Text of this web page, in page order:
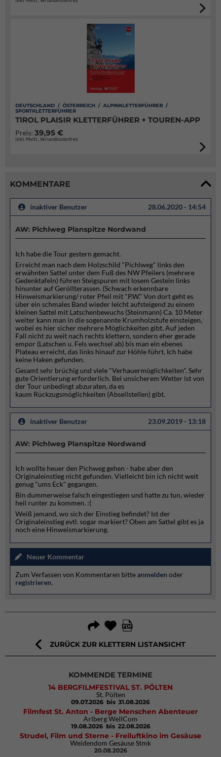
DEUTSCHLAND / ÖSTERREICH / ALPINKLETTERFÜHRER /
SPORTKLETTERFÜHRER
TIROL PLAISIR KLETTERFÜHRER + TOUREN-APP
Preis: 39,95 €
(inkl. MwSt., Versandkostenfrei)
KOMMENTARE
inaktiver Benutzer 28.06.2020 - 14:54
AW: Pichlweg Planspitze Nordwand
Ich habe die Tour gestern gemacht.
Erreicht man nach dem Holzschild "Pichlweg" links den
erwähnten Sattel unter dem Fuß des NW Pfeilers (mehrere
Gedenktafeln) führen Steigspuren mit losem Gestein links
hinunter auf Geröllterassen. (Schwach erkennbare
Hinweismarkierung/ roter Pfeil mit "P.W." Von dort geht es
über ein schmales Band wieder leicht aufsteigend zu einem
kleinen Sattel mit Latschenbewuchs (Steinmann) Ca. 10 Meter
weiter kann man in die sogenannte Krumholzstufe einsteigen,
wobei es hier sicher mehrere Möglichkeiten gibt. Auf jeden
Fall nicht zu weit nach rechts klettern, sondern eher gerade
empor (Latschen u. Fels wechsel ab) bis man ein ebenes
Plateau erreicht, das links hinauf zur Höhle führt. Ich habe
keine Haken gefunden.
Gesamt sehr brüchig und viele "Verhauermöglichkeiten". Sehr
gute Orientierung erforderlich. Bei unsicherem Wetter ist von
der Tour unbedingt abzuraten, da es
kaum Rückzugsmöglichkeiten (Abseilstellen) gibt.
inaktiver Benutzer 23.09.2019 - 13:18
AW: Pichlweg Planspitze Nordwand
Ich wollte heuer den Pichweg gehen - habe aber den
Originaleinstieg nicht gefunden. Vielleicht bin ich nicht weit
genug "ums Eck" gegangen.
Bin dummerweise falsch eingestiegen und hatte zu tun, wieder
heil runter zu kommen. :(
Weiß jemand, wo sich der Einstieg befindet? Ist der
Originaleinstieg evtl. sogar markiert? Oben am Sattel gibt es ja
noch eine Hinweismarkierung.
Neuer Kommentar
Zum Verfassen von Kommentaren bitteanmelden oder
registrieren.
ZURÜCK ZUR KLETTERN LISTANSICHT
KOMMENDE TERMINE
14 BERGFILMFESTIVAL ST. PÖLTEN
St. Pölten
09.07.2026 bis 31.08.2026
Filmfest St. Anton - Berge Menschen Abenteuer
Arlberg WellCom
19.08.2026 bis 22.08.2026
Strudel, Film und Sterne - Freiluftkino im Gesäuse
Weidendom Gesäuse Stmk
20.08.2026